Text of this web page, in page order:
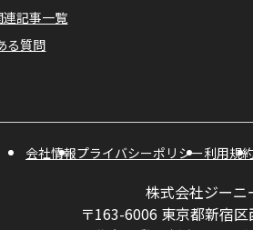
連記事一覧
る質問
会社情報プライバシーポリシー利用規
株式会社ジーニ
〒163-6006 東京都新宿